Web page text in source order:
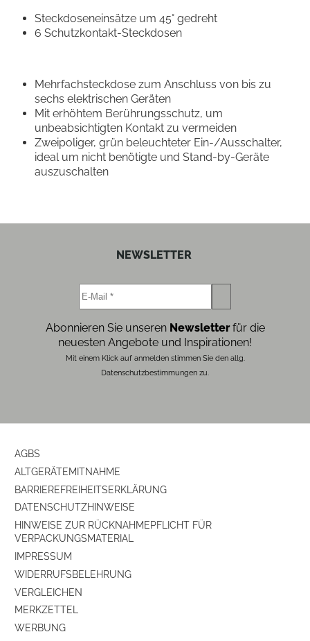
Steckdoseneinsätze um 45° gedreht
6 Schutzkontakt-Steckdosen
Mehrfachsteckdose zum Anschluss von bis zu
sechs elektrischen Geräten
Mit erhöhtem Berührungsschutz, um
unbeabsichtigten Kontakt zu vermeiden
Zweipoliger, grün beleuchteter Ein-/Ausschalter,
ideal um nicht benötigte und Stand-by-Geräte
auszuschalten
NEWSLETTER
Abonnieren Sie unseren Newsletterfür die
neuesten Angebote und Inspirationen!
Mit einem Klick auf anmelden stimmen Sie den allg.
Datenschutzbestimmungen zu.
AGBS
ALTGERÄTEMITNAHME
BARRIEREFREIHEITSERKLÄRUNG
DATENSCHUTZHINWEISE
HINWEISE ZUR RÜCKNAHMEPFLICHT FÜR
VERPACKUNGSMATERIAL
IMPRESSUM
WIDERRUFSBELEHRUNG
VERGLEICHEN
MERKZETTEL
WERBUNG